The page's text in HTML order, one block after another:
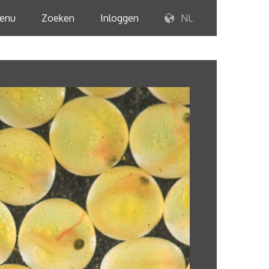
Zoeken Inloggen NL